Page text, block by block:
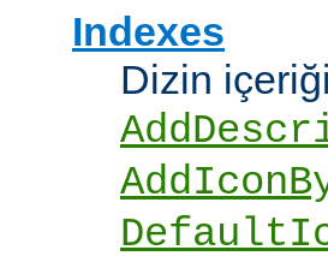
Indexes
Dizin